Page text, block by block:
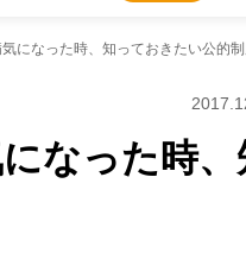
になった時、知っておきたい公的
なった時、